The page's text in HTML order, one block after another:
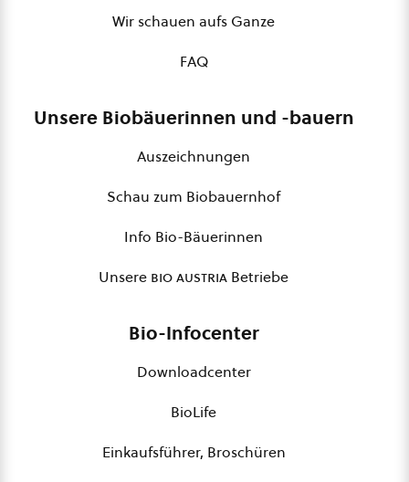
Wir schauen aufs Ganze
FAQ
Unsere Biobäuerinnen und -bauern
Auszeichnungen
Schau zum Biobauernhof
Info Bio-Bäuerinnen
Unsere bio austria Betriebe
Bio-Infocenter
Downloadcenter
BioLife
Einkaufsführer, Broschüren